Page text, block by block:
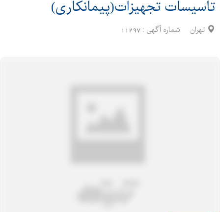
تاسیسات تجهیزات(پیمانکاری)
تهران شماره آگهی : 11297